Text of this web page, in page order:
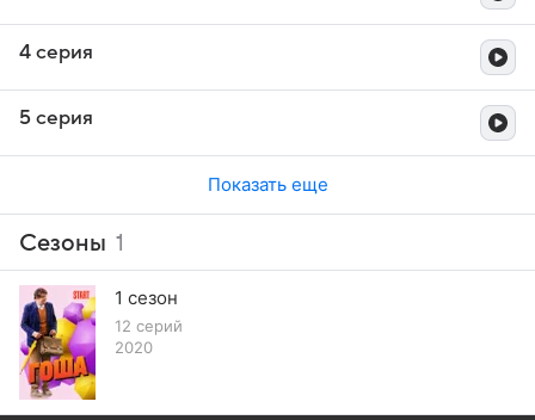
4 серия
5 серия
Показать еще
Сезоны 1
1 сезон
12 серий
2020